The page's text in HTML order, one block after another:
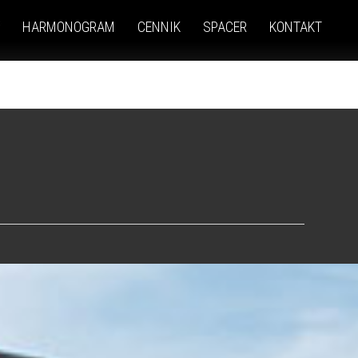
HARMONOGRAM CENNIK SPACER KONTAKT